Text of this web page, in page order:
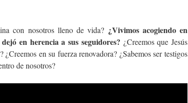
con nosotros lleno de vida? ¿Vivimos acogiendo en
en herencia a sus seguidores? ¿Creemos que Jesús
en su fuerza renovadora? ¿Sabemos ser testigos
de nosotros?